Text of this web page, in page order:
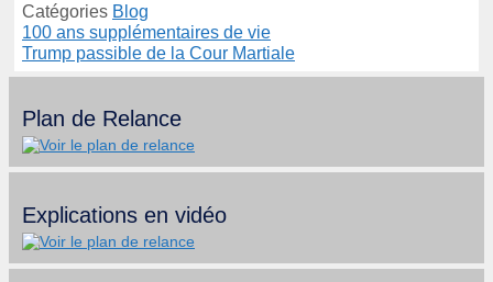
Catégories Blog
100 ans supplémentaires de vie
Trump passible de la Cour Martiale
Plan de Relance
Explications en vidéo